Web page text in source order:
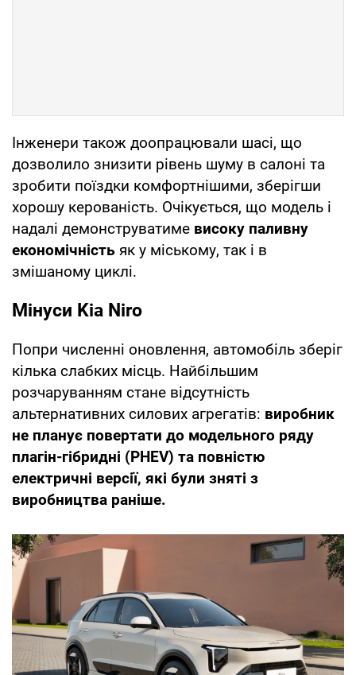
Інженери також доопрацювали шасі, що
дозволило знизити рівень шуму в салоні та
зробити поїздки комфортнішими, зберігши
хорошу керованість. Очікується, що модель і
надалі демонструватиме високу паливну
економічність як у міському, так і в
змішаному циклі.
Мінуси Kia Niro
Попри численні оновлення, автомобіль зберіг
кілька слабких місць. Найбільшим
розчаруванням стане відсутність
альтернативних силових агрегатів: виробник
не планує повертати до модельного ряду
плагін-гібридні (PHEV) та повністю
електричні версії, які були зняті з
виробництва раніше.